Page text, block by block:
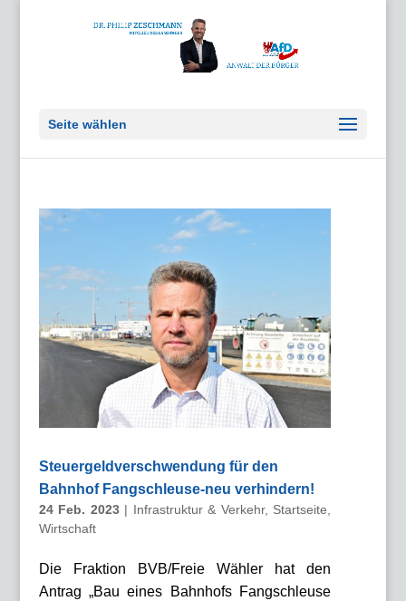
Seite wählen
Steuergeldverschwendung für den
Bahnhof Fangschleuse-neu verhindern!
24 Feb. 2023| Infrastruktur & Verkehr, Startseite
Wirtschaft
Die Fraktion BVB/Freie Wähler hat den
Antrag „Bau eines Bahnhofs Fangschleuse